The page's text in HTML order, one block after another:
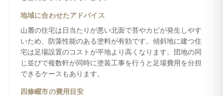
地域に合わせたアドバイス
山麓の住宅は日当たりが悪い北面で苔やカビが発生しやす
いため、防藻性能のある塗料が有効です。傾斜地に建つ住
宅は足場設置のコストが平地より高くなります。団地の同
じ並びで複数軒が同時に塗装工事を行うと足場費用を分担
できるケースもあります。
四條畷市の費用目安